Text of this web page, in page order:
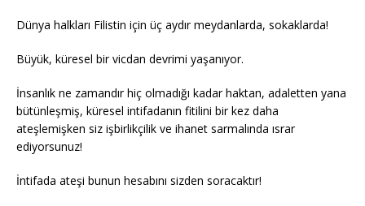
Dünya halkları Filistin için üç aydır meydanlarda, sokaklarda!
Büyük, küresel bir vicdan devrimi yaşanıyor.
İnsanlık ne zamandır hiç olmadığı kadar haktan, adaletten yana
bütünleşmiş, küresel intifadanın fitilini bir kez daha
ateşlemişken siz işbirlikçilik ve ihanet sarmalında ısrar
ediyorsunuz!
İntifada ateşi bunun hesabını sizden soracaktır!